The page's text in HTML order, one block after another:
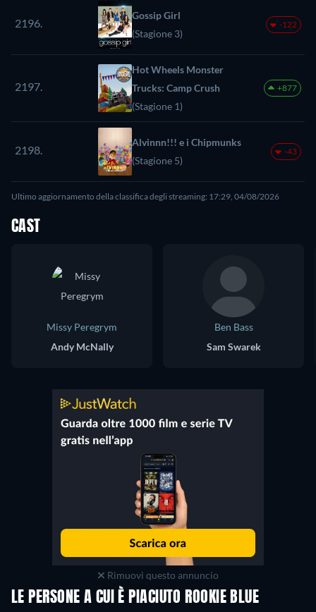
2196.
Gossip Girl
(Stagione 3)
-122
2197.
Hot Wheels Monster
Trucks: Camp Crush
(Stagione 1)
+877
2198.
Alvinnn!!! e i Chipmunks
(Stagione 5)
-43
Ultimo aggiornamento della classifica degli streaming: 17:29, 04/08/2026
CAST
Missy Peregrym
Andy McNally
Ben Bass
Sam Swarek
Rimuovi questo annuncio
LE PERSONE A CUI È PIACIUTO ROOKIE BLUE